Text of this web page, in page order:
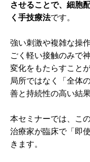
させることで、細胞
く手技療法です。
強い刺激や複雑な操
ごく軽い接触のみで
変化をもたらすことが
局所ではなく「全体
善と持続性の高い結
本セミナーでは、こ
治療家が臨床で「即
きます。